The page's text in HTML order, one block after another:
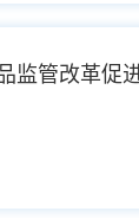
监管改革促